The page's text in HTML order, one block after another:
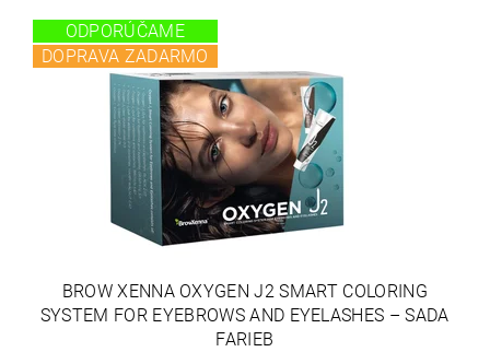
ODPORÚČAME
DOPRAVA ZADARMO
BROW XENNA OXYGEN J2 SMART COLORING
SYSTEM FOR EYEBROWS AND EYELASHES – SADA
FARIEB